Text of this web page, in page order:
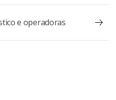
e operadoras